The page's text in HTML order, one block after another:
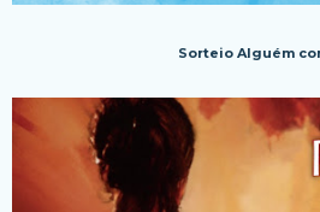
Sorteio Alguém